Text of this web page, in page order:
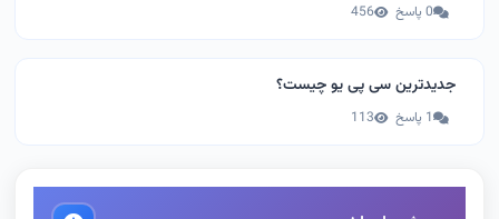
0 پاسخ 456
جدیدترین سی پی یو چیست؟
1 پاسخ 113